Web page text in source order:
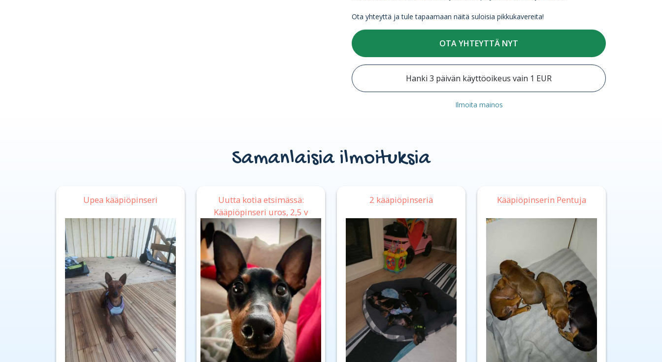
Ota yhteyttä ja tule tapaamaan näitä suloisia pikkukavereita!
OTA YHTEYTTÄ NYT
Hanki 3 päivän käyttöoikeus vain 1 EUR
Ilmoita mainos
Samanlaisia ilmoituksia
Upea kääpiöpinseri
Uutta kotia etsimässä:
Kääpiöpinseri uros, 2,5 v
2 kääpiöpinseriä Kääpiöpinserin Pentuja